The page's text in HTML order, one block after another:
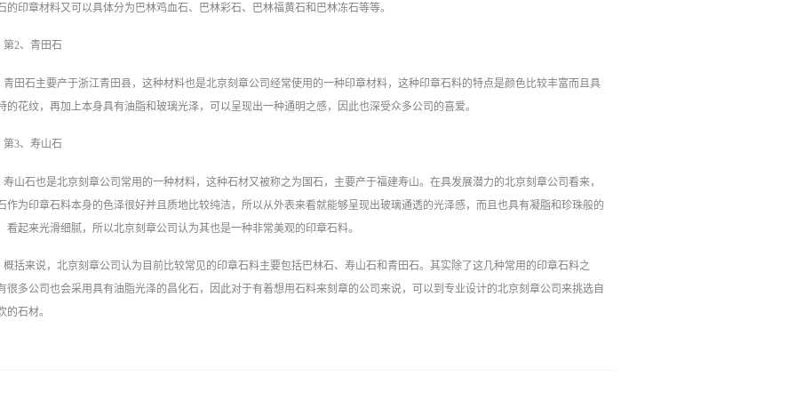
的印章材料又可以具体分为巴林鸡血石、巴林彩石、巴林福黄石和巴林冻石等等。
第2、青田石
青田石主要产于浙江青田县，这种材料也是北京刻章公司‍经常使用的一种印章材料，这种印章石料的特点是颜色比较丰富而且具
的花纹，再加上本身具有油脂和玻璃光泽，可以呈现出一种通明之感，因此也深受众多公司的喜爱。
第3、寿山石
寿山石也是北京刻章公司常用的一种材料，这种石材又被称之为国石，主要产于福建寿山。在具发展潜力的北京刻章公司‍看来，
作为印章石料本身的色泽很好并且质地比较纯洁，所以从外表来看就能够呈现出玻璃通透的光泽感，而且也具有凝脂和珍珠般的
看起来光滑细腻，所以北京刻章公司‍认为其也是一种非常美观的印章石料。
概括来说，北京刻章公司认为目前比较常见的印章石料主要包括巴林石、寿山石和青田石。其实除了这几种常用的印章石料之
很多公司也会采用具有油脂光泽的昌化石，因此对于有着想用石料来刻章的公司来说，可以到专业设计的北京刻章公司来挑选自
的石材。